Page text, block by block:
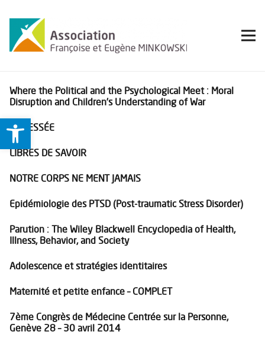
Ouvrir la barre d’outils
Where the Political and the Psychological Meet : Moral
Disruption and Children’s Understanding of War
LA FESSÉE
LIBRES DE SAVOIR
NOTRE CORPS NE MENT JAMAIS
Epidémiologie des PTSD (Post-traumatic Stress Disorder)
Parution : The Wiley Blackwell Encyclopedia of Health,
Illness, Behavior, and Society
Adolescence et stratégies identitaires
Maternité et petite enfance – COMPLET
7ème Congrès de Médecine Centrée sur la Personne,
Genève 28 – 30 avril 2014